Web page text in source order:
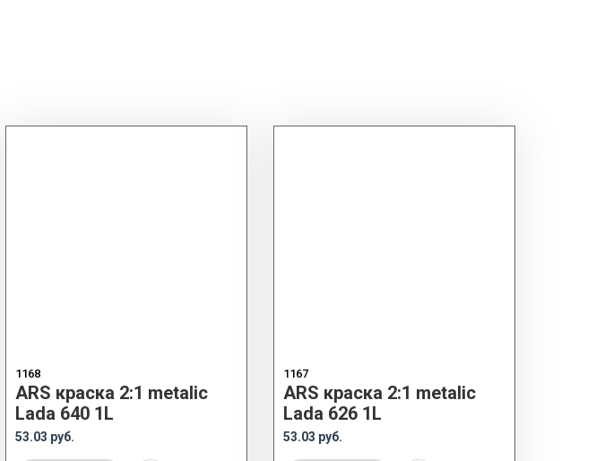
1168
ARS краска 2:1 metalic
Lada 640 1L
53.03 руб.
1167
ARS краска 2:1 metalic
Lada 626 1L
53.03 руб.